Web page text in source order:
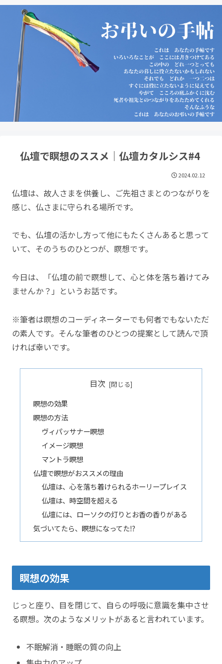
仏壇で瞑想のススメ｜仏壇カタルシス#4
2024.02.12
仏壇は、故人さまを供養し、ご先祖さまとのつながりを
感じ、仏さまに守られる場所です。
でも、仏壇の活かし方って他にもたくさんあると思って
いて、そのうちのひとつが、瞑想です。
今日は、「仏壇の前で瞑想して、心と体を落ち着けてみ
ませんか？」というお話です。
※筆者は瞑想のコーディネーターでも何者でもないただ
の素人です。そんな筆者のひとつの提案として読んで頂
ければ幸いです。
目次
瞑想の効果
瞑想の方法
ヴィパッサナー瞑想
イメージ瞑想
マントラ瞑想
仏壇で瞑想がおススメの理由
仏壇は、心を落ち着けられるホーリープレイス
仏壇は、時空間を超える
仏壇には、ローソクの灯りとお香の香りがある
気づいてたら、瞑想になってた⁉
瞑想の効果
じっと座り、目を閉じて、自らの呼吸に意識を集中させ
る瞑想。次のようなメリットがあると言われています。
不眠解消・睡眠の質の向上